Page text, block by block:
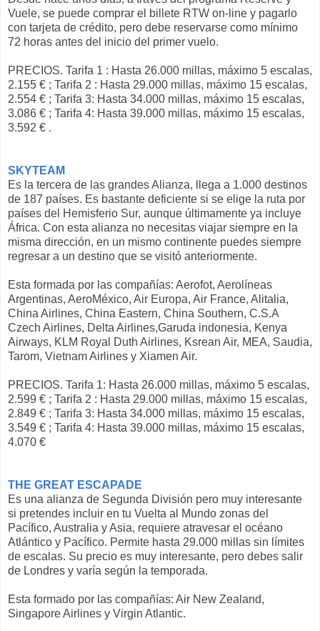
Vuele, se puede comprar el billete RTW on-line y pagarlo
con tarjeta de crédito, pero debe reservarse como mínimo
72 horas antes del inicio del primer vuelo.
PRECIOS. Tarifa 1 : Hasta 26.000 millas, máximo 5 escalas,
2.155 € ; Tarifa 2 : Hasta 29.000 millas, máximo 15 escalas,
2.554 € ; Tarifa 3: Hasta 34.000 millas, máximo 15 escalas,
3.086 € ; Tarifa 4: Hasta 39.000 millas, máximo 15 escalas,
3.592 € .
SKYTEAM
Es la tercera de las grandes Alianza, llega a 1.000 destinos
de 187 países. Es bastante deficiente si se elige la ruta por
países del Hemisferio Sur, aunque últimamente ya incluye
África. Con esta alianza no necesitas viajar siempre en la
misma dirección, en un mismo continente puedes siempre
regresar a un destino que se visitó anteriormente.
Esta formada por las compañías: Aerofot, Aerolíneas
Argentinas, AeroMéxico, Air Europa, Air France, Alitalia,
China Airlines, China Eastern, China Southern, C.S.A
Czech Airlines, Delta Airlines,Garuda indonesia, Kenya
Airways, KLM Royal Duth Airlines, Ksrean Air, MEA, Saudia,
Tarom, Vietnam Airlines y Xiamen Air.
PRECIOS. Tarifa 1: Hasta 26.000 millas, máximo 5 escalas,
2.599 € ; Tarifa 2 : Hasta 29.000 millas, máximo 15 escalas,
2.849 € ; Tarifa 3: Hasta 34.000 millas, máximo 15 escalas,
3.549 € ; Tarifa 4: Hasta 39.000 millas, máximo 15 escalas,
4.070 €
THE GREAT ESCAPADE
Es una alianza de Segunda División pero muy interesante
si pretendes incluir en tu Vuelta al Mundo zonas del
Pacífico, Australia y Asia, requiere atravesar el océano
Atlántico y Pacífico. Permite hasta 29.000 millas sin límites
de escalas. Su precio es muy interesante, pero debes salir
de Londres y varía según la temporada.
Esta formado por las compañías: Air New Zealand,
Singapore Airlines y Virgin Atlantic.